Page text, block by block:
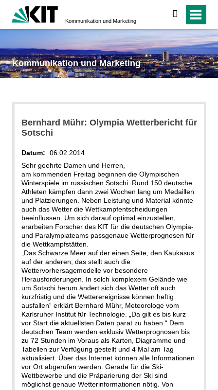
Kommunikation und Marketing
suchen
Kommunikation und Marketing
Bernhard Mühr: Olympia Wetterbericht für
Sotschi
Datum:
06.02.2014
Sehr geehrte Damen und Herren,
am kommenden Freitag beginnen die Olympischen
Winterspiele im russischen Sotschi. Rund 150 deutsche
Athleten kämpfen dann zwei Wochen lang um Medaillen
und Platzierungen. Neben Leistung und Material könnte
auch das Wetter die Wettkampfentscheidungen
beeinflussen. Um sich darauf optimal einzustellen,
erarbeiten Forscher des KIT für die deutschen Olympia-
und Paralympiateams passgenaue Wetterprognosen für
die Wettkampfstätten.
„Das Schwarze Meer auf der einen Seite, den Kaukasus
auf der anderen; das stellt auch die
Wettervorhersagemodelle vor besondere
Herausforderungen. In solch komplexem Gelände wie
um Sotschi herum ändert sich das Wetter oft auch
kurzfristig und die Wetterereignisse können heftig
ausfallen“ erklärt Bernhard Mühr, Meteorologe vom
Karlsruher Institut für Technologie. „Da gilt es bis kurz
vor Start die aktuellsten Daten parat zu haben.“ Dem
deutschen Team werden exklusiv Wetterprognosen bis
zu 72 Stunden im Voraus als Karten, Diagramme und
Tabellen zur Verfügung gestellt und 4 Mal am Tag
aktualisiert. Über das Internet können alle Informationen
vor Ort abgerufen werden. Gerade für die Ski-
Wettbewerbe und die Präparierung der Ski sind
möglichst genaue Wetterinformationen nötig. Von